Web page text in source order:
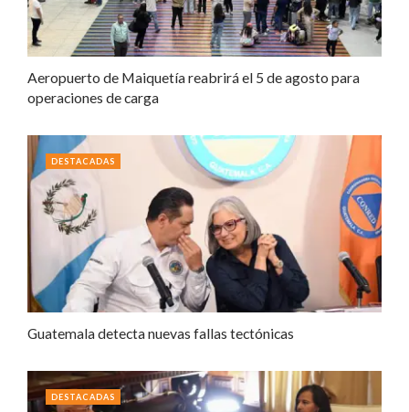
Aeropuerto de Maiquetía reabrirá el 5 de agosto para
operaciones de carga
Guatemala detecta nuevas fallas tectónicas
DESTACADAS
DESTACADAS